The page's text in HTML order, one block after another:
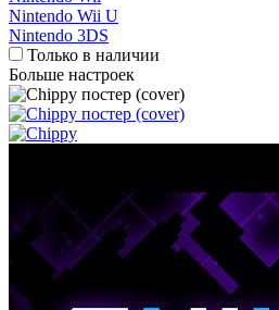
Nintendo Wii U
Nintendo 3DS
Только в наличии
Больше настроек